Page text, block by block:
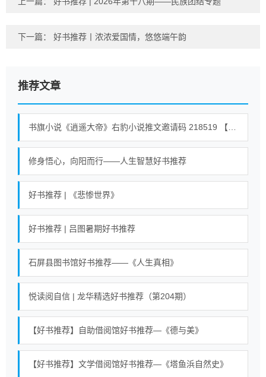
下一篇： 好书推荐丨浓浓爱国情，悠悠端午韵
推荐文章
修身悟心，向阳而行——人生智慧好书推荐
好书推荐 | 《悲惨世界》
好书推荐 | 吕图暑期好书推荐
石屏县图书馆好书推荐——《人生真相》
悦读阅自信 | 龙华精选好书推荐（第204期）
【好书推荐】自助借阅馆好书推荐—《德与美》
【好书推荐】文学借阅馆好书推荐—《塔鱼浜自然史》